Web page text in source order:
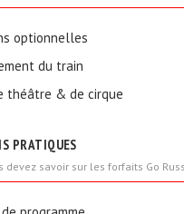
optionnelles
du train
théâtre & de cirque
PRATIQUES
devez savoir sur les forfaits Go